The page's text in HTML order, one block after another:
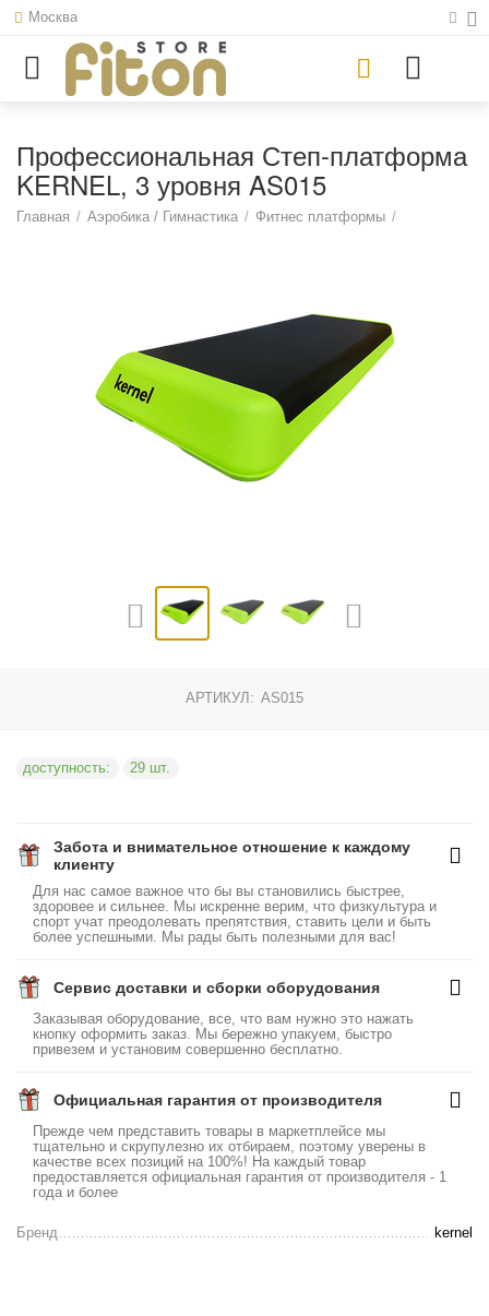
Москва
Профессиональная Степ-платформа
KERNEL, 3 уровня AS015
Главная / Аэробика / Гимнастика / Фитнес платформы /
АРТИКУЛ: AS015
доступность: 29 шт.
Забота и внимательное отношение к каждому
клиенту
Для нас самое важное что бы вы становились быстрее,
здоровее и сильнее. Мы искренне верим, что физкультура и
спорт учат преодолевать препятствия, ставить цели и быть
более успешными. Мы рады быть полезными для вас!
Сервис доставки и сборки оборудования
Заказывая оборудование, все, что вам нужно это нажать
кнопку оформить заказ. Мы бережно упакуем, быстро
привезем и установим совершенно бесплатно.
Официальная гарантия от производителя
Прежде чем представить товары в маркетплейсе мы
тщательно и скрупулезно их отбираем, поэтому уверены в
качестве всех позиций на 100%! На каждый товар
предоставляется официальная гарантия от производителя - 1
года и более
Бренд kernel